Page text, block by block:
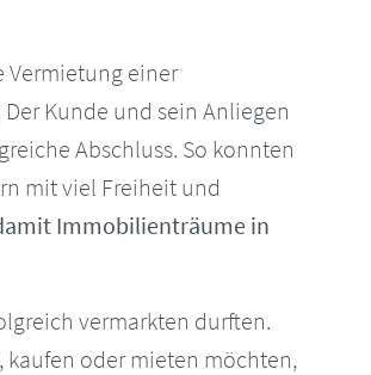
Vermietung einer
Der Kunde und sein Anliegen
Abschluss. So konnten
mit viel Freiheit und
Immobilienträume in
vermarkten durften.
, kaufen oder mieten möchten,